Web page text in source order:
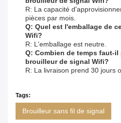
R: La capacité
pièces par mois.
Q: Quel est l'emballage de
Wifi?
R: L'emballage est neutre.
Q: Combien de temps faut-il
brouilleur de signal Wifi?
R: La livraison prend 30 jours
Tags:
Brouilleur sans fil de signal